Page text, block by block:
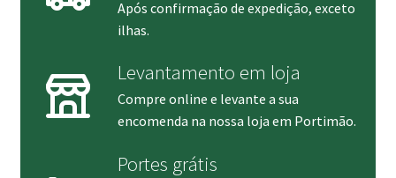
Após confirmação de expedição, exceto
ilhas.
Levantamento em loja
Compre online e levante a sua
encomenda na nossa loja em Portimão.
Portes grátis